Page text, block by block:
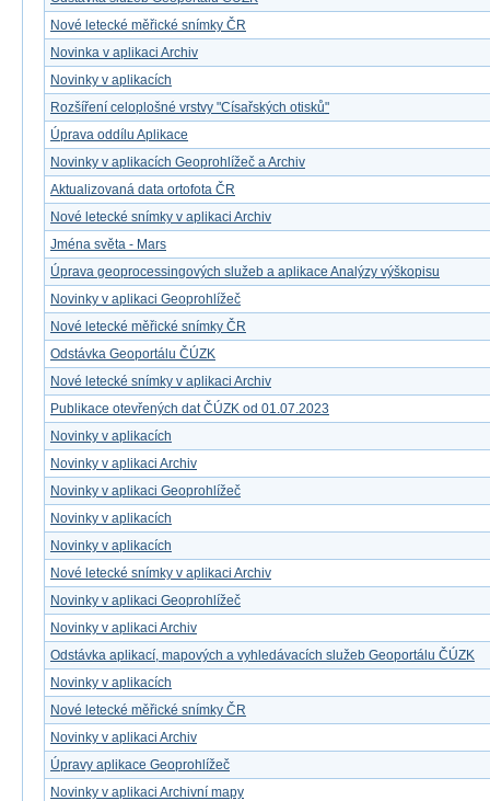
Nové letecké měřické snímky ČR
Novinka v aplikaci Archiv
Novinky v aplikacích
Rozšíření celoplošné vrstvy "Císařských otisků"
Úprava oddílu Aplikace
Novinky v aplikacích Geoprohlížeč a Archiv
Aktualizovaná data ortofota ČR
Nové letecké snímky v aplikaci Archiv
Jména světa - Mars
Úprava geoprocessingových služeb a aplikace Analýzy výškopisu
Novinky v aplikaci Geoprohlížeč
Nové letecké měřické snímky ČR
Odstávka Geoportálu ČÚZK
Nové letecké snímky v aplikaci Archiv
Publikace otevřených dat ČÚZK od 01.07.2023
Novinky v aplikacích
Novinky v aplikaci Archiv
Novinky v aplikaci Geoprohlížeč
Novinky v aplikacích
Novinky v aplikacích
Nové letecké snímky v aplikaci Archiv
Novinky v aplikaci Geoprohlížeč
Novinky v aplikaci Archiv
Odstávka aplikací, mapových a vyhledávacích služeb Geoportálu ČÚZK
Novinky v aplikacích
Nové letecké měřické snímky ČR
Novinky v aplikaci Archiv
Úpravy aplikace Geoprohlížeč
Novinky v aplikaci Archivní mapy